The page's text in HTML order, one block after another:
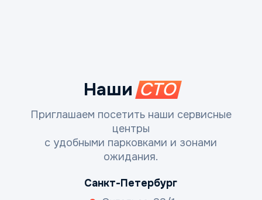
Наши СТО
Приглашаем посетить наши сервисные
центры
с удобными парковками и зонами
ожидания.
Санкт-Петербург